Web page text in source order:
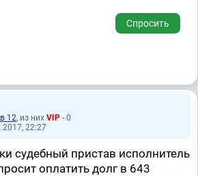
Спросить
12, из них VIP - 0
22:27
судебный пристав исполнитель
оплатить долг в 643